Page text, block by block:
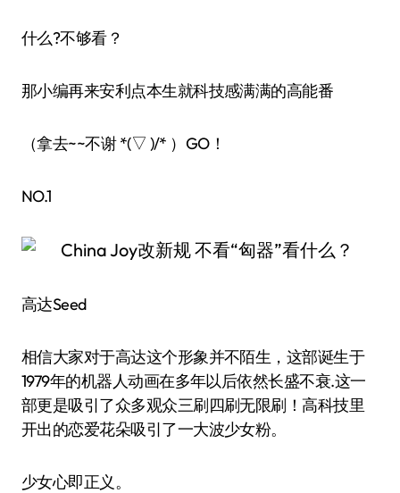
什么?不够看？
那小编再来安利点本生就科技感满满的高能番
（拿去~~不谢 *(▽ )/* ）GO！
NO.1
高达Seed
相信大家对于高达这个形象并不陌生，这部诞生于
1979年的机器人动画在多年以后依然长盛不衰.这一
部更是吸引了众多观众三刷四刷无限刷！高科技里
开出的恋爱花朵吸引了一大波少女粉。
少女心即正义。